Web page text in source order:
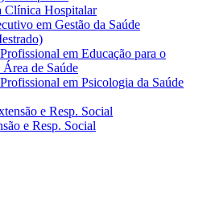
Clínica Hospitalar
em Gestão da Saúde
em Educação para o
de Saúde
em Psicologia da Saúde
e Resp. Social
e Resp. Social